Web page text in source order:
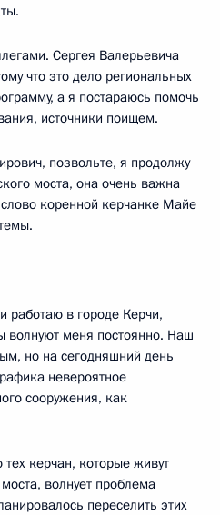
Сергея Валерьевича
что это дело региональных
а я постараюсь помочь
источники поищем.
позвольте, я продолжу
моста, она очень важна
коренной керчанке Майе
работаю в городе Керчи,
волнуют меня постоянно. Наш
но на сегодняшний день
невероятное
сооружения, как
керчан, которые живут
волнует проблема
переселить этих